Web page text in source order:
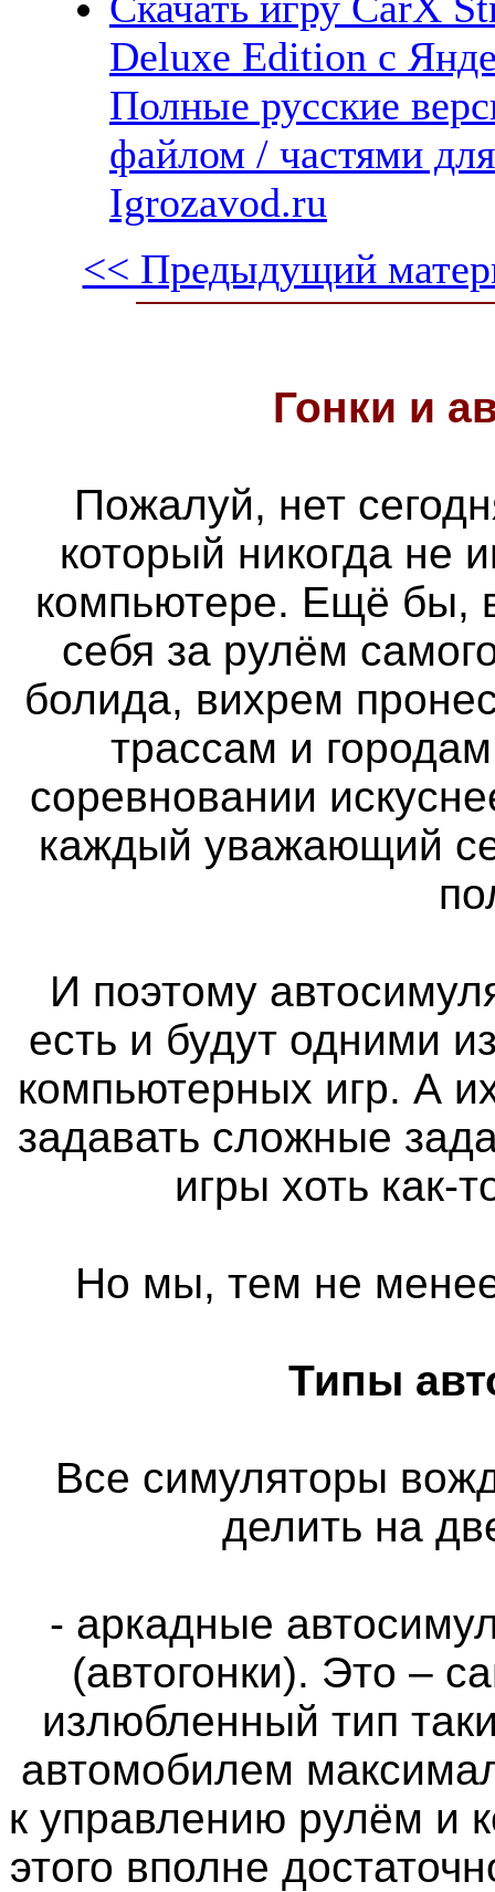
Deluxe Edition с
Полные русские
файлом / частями
Igrozavod.ru
<< Предыдущий
Гонки и
Пожалуй, нет
который никогда не
компьютере. Ещё бы,
себя за рулём
болида, вихрем
трассам и
соревновании
каждый уважающий
И поэтому
есть и будут одними
компьютерных игр. А
задавать сложные
игры хоть как-
Но мы, тем не
Типы
Все симуляторы
делить на
- аркадные
(автогонки). Это –
излюбленный тип
автомобилем
к управлению рулём и
этого вполне